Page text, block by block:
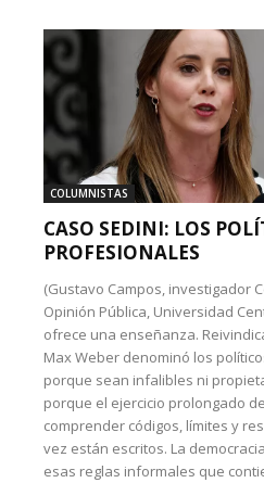
COLUMNISTAS
CASO SEDINI: LOS
PROFESIONALES
(Gustavo Campos, investigador
Opinión Pública, Universidad
ofrece una enseñanza.
Max Weber denominó los
porque sean infalibles ni
porque el ejercicio prolongado
comprender códigos, límites y
vez están escritos. La
esas reglas informales que